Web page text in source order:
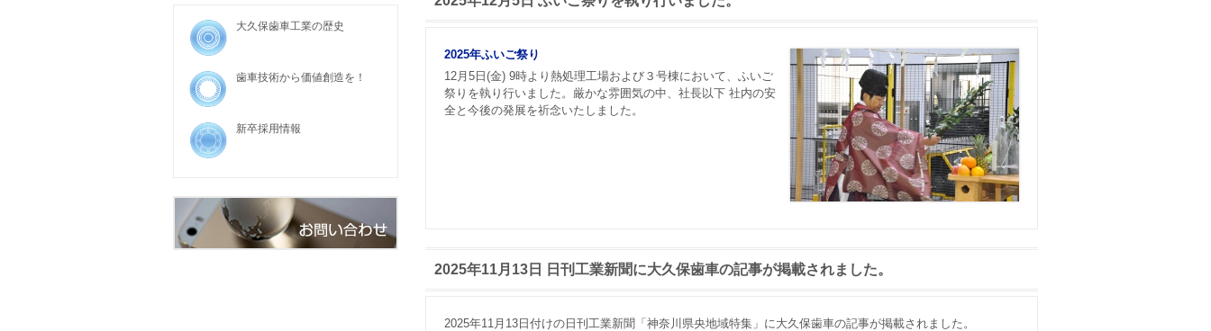
2025年ふいご祭り
12月5日(金) 9時より熱処理工場および３号棟において、ふいご
祭りを執り行いました。厳かな雰囲気の中、社長以下 社内の安
全と今後の発展を祈念いたしました。
2025年11月13日 日刊工業新聞に大久保歯車の記事が掲載されました。
2025年11月13日付けの日刊工業新聞「神奈川県央地域特集」に大久保歯車の記事が掲載されました。
大久保歯車工業の歴史
歯車技術から価値創造を！
新卒採用情報